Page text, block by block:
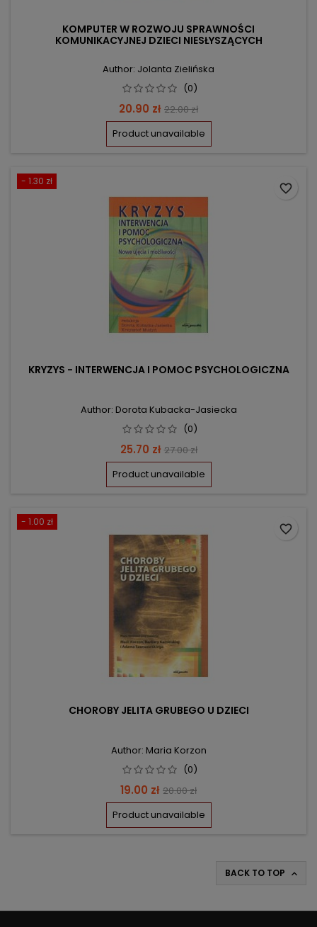
KOMPUTER W ROZWOJU SPRAWNOŚCI
KOMUNIKACYJNEJ DZIECI NIESŁYSZĄCYCH
Author: Jolanta Zielińska
(0)
Price
20.90 zł Regular
price
22.00 zł
Product unavailable
- 1.30 zł
KRYZYS - INTERWENCJA I POMOC PSYCHOLOGICZNA
Author: Dorota Kubacka-Jasiecka
(0)
Price
25.70 zł Regular
price
27.00 zł
Product unavailable
favorite_border
- 1.00 zł
CHOROBY JELITA GRUBEGO U DZIECI
Author: Maria Korzon
(0)
Price
19.00 zł Regular
price
20.00 zł
Product unavailable
favorite_border
BACK TO TOP 